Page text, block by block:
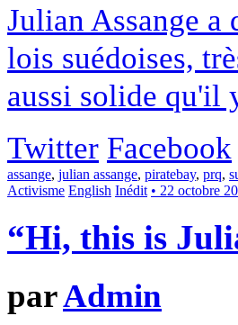
Julian Assange a
lois suédoises,
aussi solide qu'il
Twitter Facebook
assange, julian assange, piratebay, prq,
Activisme English Inédit • 22 octobre
“Hi, this is
parAdmin